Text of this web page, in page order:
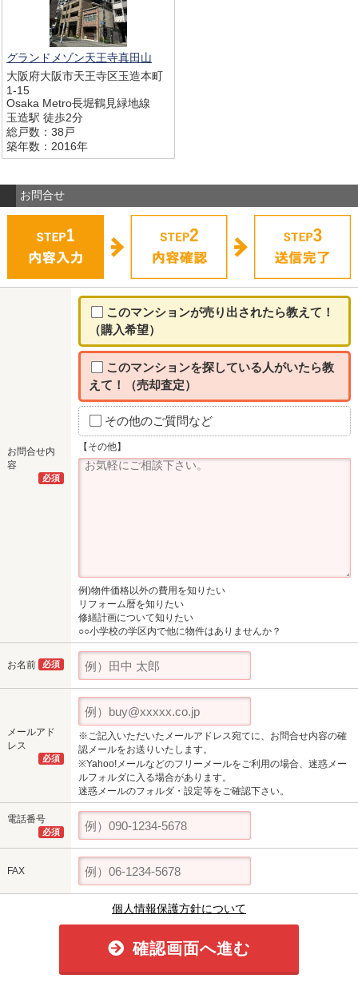
グランドメゾン天王寺真田山
大阪府大阪市天王寺区玉造本町
1-15
Osaka Metro長堀鶴見緑地線
玉造駅 徒歩2分
総戸数：38戸
築年数：2016年
お問合せ
お問合せ内
容
必須
このマンションが売り出されたら教えて！
（購入希望）
このマンションを探している人がいたら教
えて！（売却査定）
その他のご質問など
【その他】
例)物件価格以外の費用を知りたい
リフォーム暦を知りたい
修繕計画について知りたい
○○小学校の学区内で他に物件はありませんか？
お名前 必須
メールアド
レス
必須
※ご記入いただいたメールアドレス宛てに、お問合せ内容の確
認メールをお送りいたします。
※Yahoo!メールなどのフリーメールをご利用の場合、迷惑メー
ルフォルダに入る場合があります。
迷惑メールのフォルダ・設定等をご確認下さい。
電話番号
必須
FAX
個人情報保護方針について
確認画面へ進む